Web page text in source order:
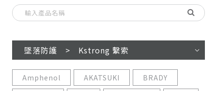
墜落防護 > Kstrong 繫索
Amphenol AKATSUKI
BRADY